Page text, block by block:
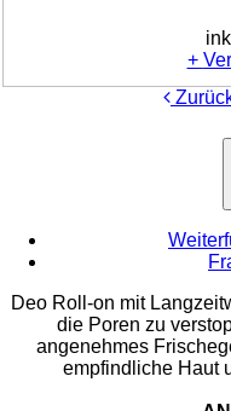
+
​Deo Roll-on mit
die Poren zu
angenehmes
empfindliche Haut